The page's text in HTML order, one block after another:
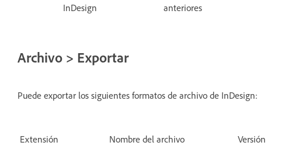
InDesign
anteriores
Archivo > Exportar
Puede exportar los siguientes formatos de archivo de InDesign:
Extensión Nombre del archivo Versión